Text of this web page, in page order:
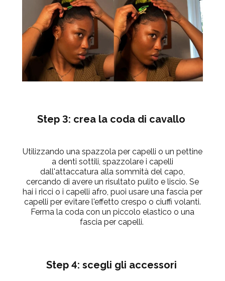
Step 3: crea la coda di cavallo
Utilizzando una spazzola per capelli o un pettine
a denti sottili, spazzolare i capelli
dall'attaccatura alla sommità del capo,
cercando di avere un risultato pulito e liscio. Se
hai i ricci o i capelli afro, puoi usare una fascia per
capelli per evitare l'effetto crespo o ciuffi volanti.
Ferma la coda con un piccolo elastico o una
fascia per capelli.
Step 4: scegli gli accessori